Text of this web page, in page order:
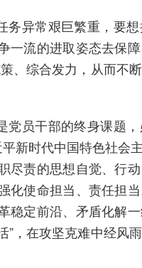
务异常艰巨繁重，要
一流的进取姿态去保
、综合发力，从而不
党员干部的终身课题
新时代中国特色社会
尽责的思想自觉、行
化使命担当、责任担
定前沿、矛盾化解一
”，在攻坚克难中经风